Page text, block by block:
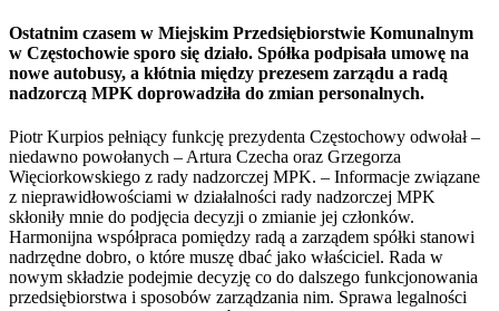
Ostatnim czasem w Miejskim Przedsiębiorstwie Komunalnym
w Częstochowie sporo się działo. Spółka podpisała umowę na
nowe autobusy, a kłótnia między prezesem zarządu a radą
nadzorczą MPK doprowadziła do zmian personalnych.
Piotr Kurpios pełniący funkcję prezydenta Częstochowy odwołał –
niedawno powołanych – Artura Czecha oraz Grzegorza
Więciorkowskiego z rady nadzorczej MPK. – Informacje związane
z nieprawidłowościami w działalności rady nadzorczej MPK
skłoniły mnie do podjęcia decyzji o zmianie jej członków.
Harmonijna współpraca pomiędzy radą a zarządem spółki stanowi
nadrzędne dobro, o które muszę dbać jako właściciel. Rada w
nowym składzie podejmie decyzję co do dalszego funkcjonowania
przedsiębiorstwa i sposobów zarządzania nim. Sprawa legalności